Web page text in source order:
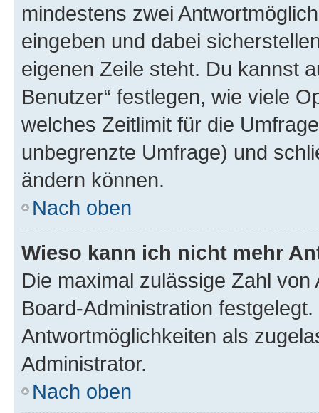
mindestens zwei
eingeben und dabei
eigenen Zeile steht. Du kannst
Benutzer“ festlegen, wie viele
welches Zeitlimit für die
unbegrenzte Umfrage) und
ändern können.
Nach oben
Wieso kann ich nicht mehr
Die maximal zulässige Zahl
Board-Administration
Antwortmöglichkeiten als
Administrator.
Nach oben